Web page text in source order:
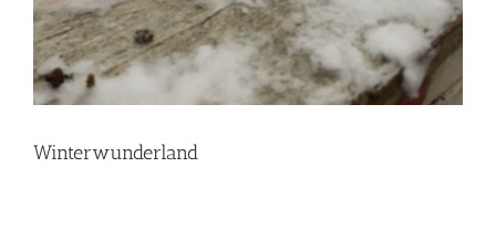
Winterwunderland